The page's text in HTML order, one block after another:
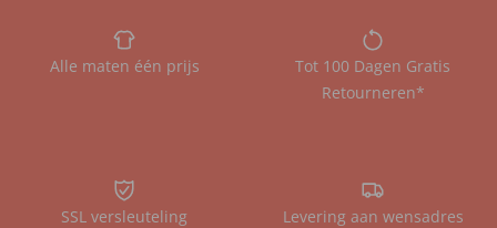
Alle maten één prijs
Tot 100 Dagen Gratis
Retourneren*
SSL versleuteling Levering aan wensadres